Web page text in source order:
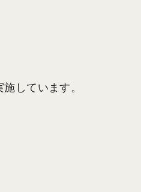
しています。